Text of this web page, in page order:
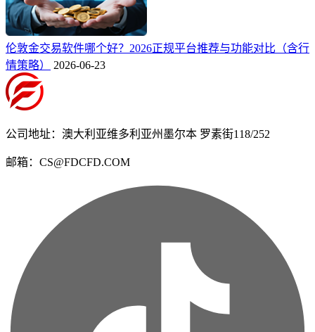
伦敦金交易软件哪个好？2026正规平台推荐与功能对比（含行
情策略）
2026-06-23
公司地址：澳大利亚维多利亚州墨尔本 罗素街118/252
邮箱：CS@FDCFD.COM